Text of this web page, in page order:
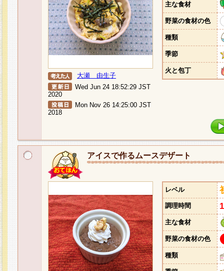
大瀬 由生子
Wed Jun 24 18:52:29 JST
2020
Mon Nov 26 14:25:00 JST
2018
主な食材
野菜の食材の色
種類
季節
火と包丁
アイスで作るムースデザート
レベル
調理時間
主な食材
野菜の食材の色
種類